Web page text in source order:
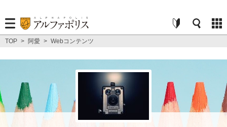
TOP > 阿愛 > Webコンテンツ